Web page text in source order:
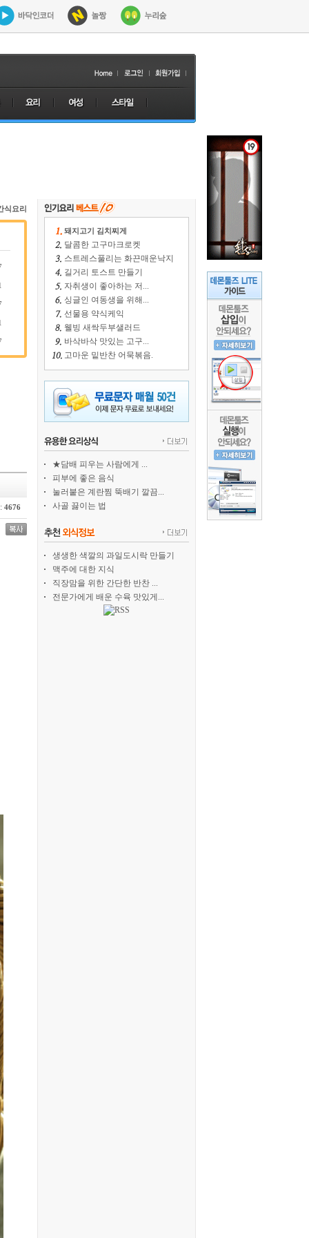
식요리
4676
돼지고기 김치찌게
달콤한 고구마크로켓
스트레스풀리는 화끈매운낙지
길거리 토스트 만들기
자취생이 좋아하는 저...
싱글인 여동생을 위해...
선물용 약식케익
웰빙 새싹두부샐러드
바삭바삭 맛있는 고구...
고마운 밑반찬 어묵볶음.
★담배 피우는 사람에게 ...
피부에 좋은 음식
눌러붙은 계란찜 뚝배기 깔끔...
사골 끓이는 법
생생한 색깔의 과일도시락 만들기
맥주에 대한 지식
직장맘을 위한 간단한 반찬 ...
전문가에게 배운 수육 맛있게...